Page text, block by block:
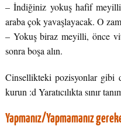
– İndiğiniz yokuş hafif meyilli
araba çok yavaşlayacak. O
– Yokuş biraz meyilli, önce
sonra boşa alın.
Cinsellikteki pozisyonlar gibi
kurun :d Yaratıcılıkta sınır
Yapmanız/Yapmamanız